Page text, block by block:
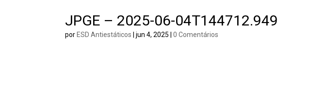
JPGE – 2025-06-04T144712.949
por ESD Antiestáticos |jun 4, 2025 |0 Comentários